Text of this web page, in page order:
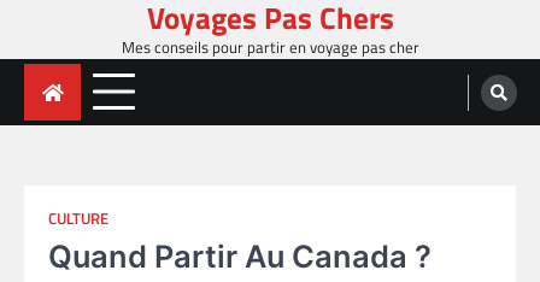
content
Voyages Pas Chers
Mes conseils pour partir en voyage pas cher
CULTURE
Quand Partir Au Canada ?